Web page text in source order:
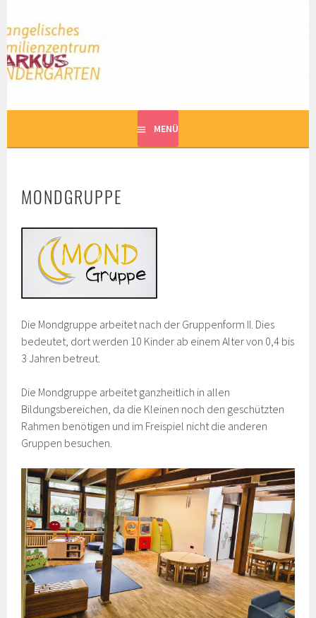
zum
InhaltMARKUS KINDERGARTEN
EVANGELISCHES FAMILIENZENTRUM
MENÜ
MONDGRUPPE
Die Mondgruppe arbeitet nach der Gruppenform II. Dies
bedeutet, dort werden 10 Kinder ab einem Alter von 0,4 bis
3 Jahren betreut.
Die Mondgruppe arbeitet ganzheitlich in allen
Bildungsbereichen, da die Kleinen noch den geschützten
Rahmen benötigen und im Freispiel nicht die anderen
Gruppen besuchen.